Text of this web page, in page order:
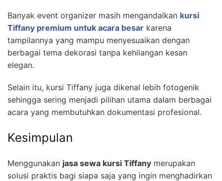
Banyak event organizer masih mengandalkan kursi
Tiffany premium untuk acara besar karena
tampilannya yang mampu menyesuaikan dengan
berbagai tema dekorasi tanpa kehilangan kesan
elegan.
Selain itu, kursi Tiffany juga dikenal lebih fotogenik
sehingga sering menjadi pilihan utama dalam berbagai
acara yang membutuhkan dokumentasi profesional.
Kesimpulan
Menggunakan jasa sewa kursi Tiffany merupakan
solusi praktis bagi siapa saja yang ingin menghadirkan